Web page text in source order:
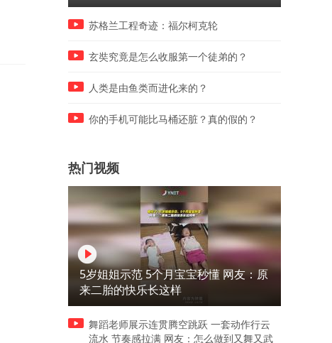
男人闻酒知真假直接被酒厂高
没想到老板娘竟是个妖怪
苏格兰工程奇迹：福尔柯克轮
玄奘究竟是怎么收服第一个徒弟的？
人类是由鱼类而进化来的？
你的手机可能比马桶还脏？真的假的？
热门视频
5岁姐姐示范 5个月宝宝秒懂 网友：原
来二胎的快乐长这样
舞蹈老师展示连贯腾空跳跃 一套动作行云
流水 节奏感拉满 网友：怎么做到又舞又武